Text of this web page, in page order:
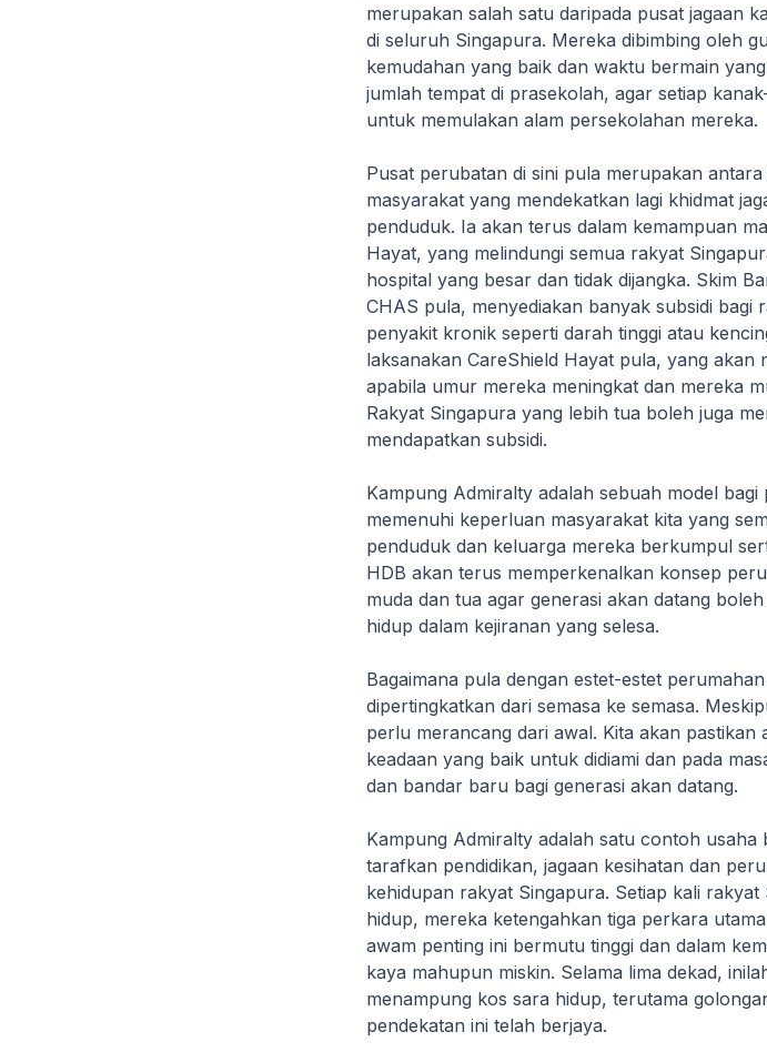
merupakan salah satu daripada pusat jagaan
di seluruh Singapura. Mereka dibimbing oleh
kemudahan yang baik dan waktu bermain
jumlah tempat di prasekolah, agar setiap
untuk memulakan alam persekolahan mereka.
Pusat perubatan di sini pula merupakan
masyarakat yang mendekatkan lagi khidmat
penduduk. Ia akan terus dalam kemampuan
Hayat, yang melindungi semua rakyat
hospital yang besar dan tidak dijangka. Skim
CHAS pula, menyediakan banyak subsidi bagi
penyakit kronik seperti darah tinggi atau
laksanakan CareShield Hayat pula, yang akan
apabila umur mereka meningkat dan mereka
Rakyat Singapura yang lebih tua boleh juga
mendapatkan subsidi.
Kampung Admiralty adalah sebuah model
memenuhi keperluan masyarakat kita yang
penduduk dan keluarga mereka berkumpul
HDB akan terus memperkenalkan konsep
muda dan tua agar generasi akan datang
hidup dalam kejiranan yang selesa.
Bagaimana pula dengan estet-estet
dipertingkatkan dari semasa ke semasa.
perlu merancang dari awal. Kita akan pastikan
keadaan yang baik untuk didiami dan pada
dan bandar baru bagi generasi akan datang.
Kampung Admiralty adalah satu contoh
tarafkan pendidikan, jagaan kesihatan dan
kehidupan rakyat Singapura. Setiap kali
hidup, mereka ketengahkan tiga perkara
awam penting ini bermutu tinggi dan dalam
kaya mahupun miskin. Selama lima dekad,
menampung kos sara hidup, terutama
pendekatan ini telah berjaya.